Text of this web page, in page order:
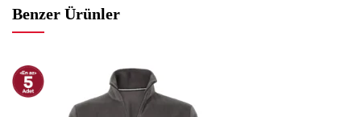
Benzer Ürünler